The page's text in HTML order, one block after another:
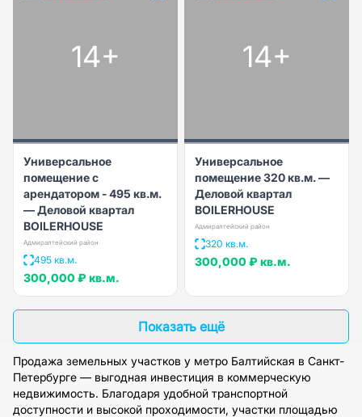
14+
Универсальное
помещение с
арендатором - 495 кв.м.
— Деловой квартал
BOILERHOUSE
Адмиралтейский район
495 кв.м.
300,000 ₽ кв.м.
14+
Универсальное
помещение 320 кв.м. —
Деловой квартал
BOILERHOUSE
Адмиралтейский район
320 кв.м.
300,000 ₽ кв.м.
Показать ещё
Продажа земельных участков у метро Балтийская в Санкт-
Петербурге — выгодная инвестиция в коммерческую
недвижимость. Благодаря удобной транспортной
доступности и высокой проходимости, участки площадью